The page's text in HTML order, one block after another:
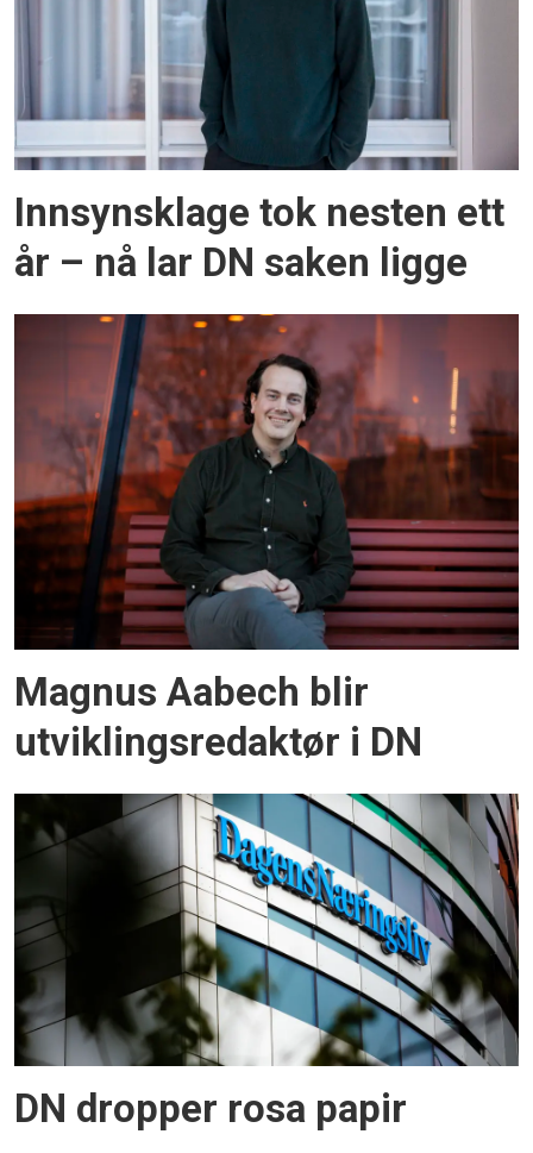
Innsynsklage tok nesten ett
år – nå lar DN saken ligge
Magnus Aabech blir
utviklingsredaktør i DN
DN dropper rosa papir